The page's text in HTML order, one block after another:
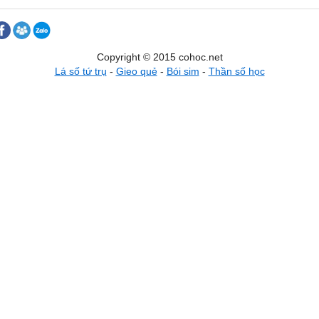
Copyright © 2015 cohoc.net
Lá số tứ trụ - Gieo quẻ- Bói sim - Thần số học